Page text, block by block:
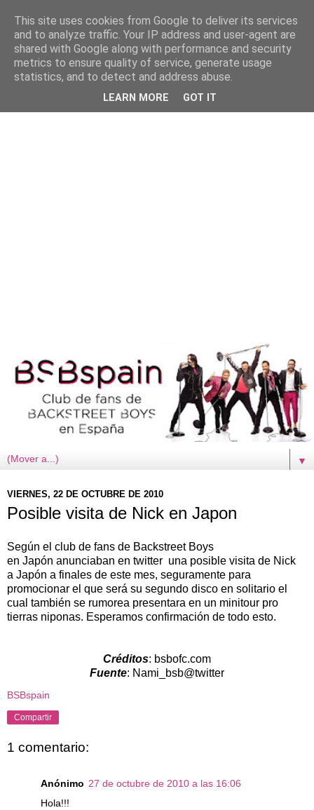
▼
VIERNES, 22 DE OCTUBRE DE 2010
Posible visita de Nick en Japon
Según el club de fans de Backstreet Boys
en Japón anunciaban en twitter una posible visita de Nick
a Japón a finales de este mes, seguramente para
promocionar el que será su segundo disco en solitario el
cual también se rumorea presentara en un minitour pro
tierras niponas. Esperamos confirmación de todo esto.
Créditos: bsbofc.com
Fuente: Nami_bsb@twitter
BSBspain
Compartir
1 comentario:
Anónimo 27 de octubre de 2010 a las 16:06
Hola!!!
This site uses cookies from Google to deliver its services
and to analyze traffic. Your IP address and user-agent are
shared with Google along with performance and security
metrics to ensure quality of service, generate usage
statistics, and to detect and address abuse.
LEARN MORE GOT IT